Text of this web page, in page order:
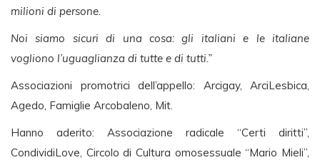
milioni di persone.
Noi siamo sicuri di una cosa: gli italiani e le italiane
vogliono l’uguaglianza di tutte e di tutti.”
Associazioni promotrici dell’appello: Arcigay, ArciLesbica,
Agedo, Famiglie Arcobaleno, Mit.
Hanno aderito: Associazione radicale “Certi diritti”,
CondividiLove, Circolo di Cultura omosessuale “Mario Mieli”,